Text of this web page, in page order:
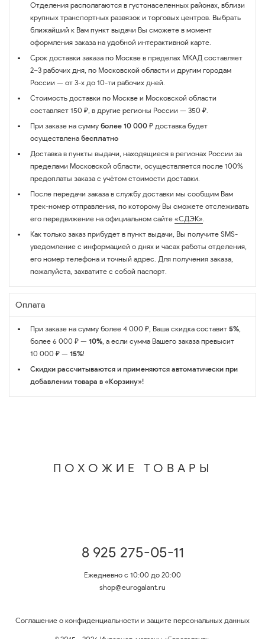
Отделения располагаются в густонаселенных районах, вблизи
крупных транспортных развязок и торговых центров. Выбрать
ближайший к Вам пункт выдачи Вы сможете в момент
оформления заказа на удобной интерактивной карте.
Срок доставки заказа по Москве в пределах МКАД составляет
2–3 рабочих дня, по Московской области и другим городам
России — от 3-х до 10-ти рабочих дней.
Стоимость доставки по Москве и Московской области
составляет 150 ₽, в другие регионы России — 350 ₽.
При заказе на сумму более 10 000 ₽ доставка будет
осуществлена бесплатно
Доставка в пункты выдачи, находящиеся в регионах России за
пределами Московской области, осуществляется после 100%
предоплаты заказа с учётом стоимости доставки.
После передачи заказа в службу доставки мы сообщим Вам
трек-номер отправления, по которому Вы сможете отслеживать
его передвижение на официальном сайте «СДЭК».
Как только заказ прибудет в пункт выдачи, Вы получите SMS-
уведомление с информацией о днях и часах работы отделения,
его номер телефона и точный адрес. Для получения заказа,
пожалуйста, захватите с собой паспорт.
Оплата
При заказе на сумму более 4 000 ₽, Ваша скидка составит 5%,
более 6 000 ₽ — 10%, а если сумма Вашего заказа превысит
10 000 ₽ — 15%!
Скидки рассчитываются и применяются автоматически при
добавлении товара в «Корзину»!
ПОХОЖИЕ ТОВАРЫ
8 925 275-05-11
Ежедневно с 10:00 до 20:00
shop@eurogalant.ru
Соглашение о конфиденциальности и защите персональных данных